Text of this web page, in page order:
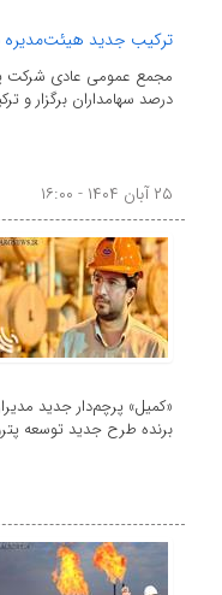
ترکیب جدید
درصد سهامداران برگزار و
۲۵ آبان ۱۴۰۴ - ۱۶:۰۰
برنده طرح جدید توسعه